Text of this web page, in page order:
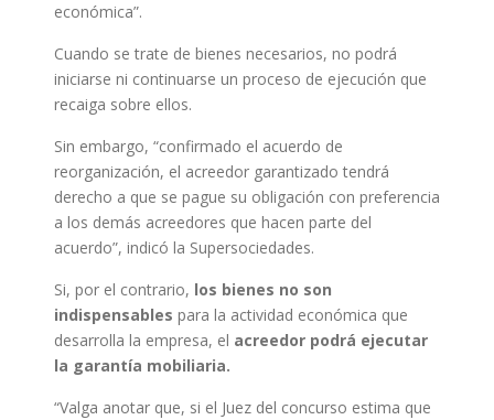
económica”.
Cuando se trate de bienes necesarios, no podrá
iniciarse ni continuarse un proceso de ejecución que
recaiga sobre ellos.
Sin embargo, “confirmado el acuerdo de
reorganización, el acreedor garantizado tendrá
derecho a que se pague su obligación con preferencia
a los demás acreedores que hacen parte del
acuerdo”, indicó la Supersociedades.
Si, por el contrario, los bienes no son
indispensables para la actividad económica que
desarrolla la empresa, el acreedor podrá ejecutar
la garantía mobiliaria.
“Valga anotar que, si el Juez del concurso estima que